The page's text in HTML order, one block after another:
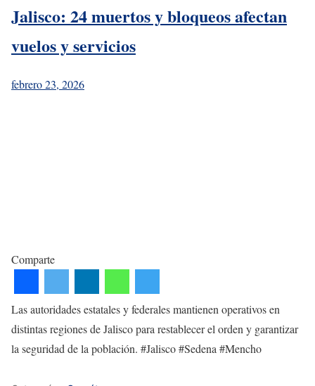
Jalisco: 24 muertos y bloqueos afectan
vuelos y servicios
febrero 23, 2026
Comparte
Las autoridades estatales y federales mantienen operativos en
distintas regiones de Jalisco para restablecer el orden y garantizar
la seguridad de la población. #Jalisco #Sedena #Mencho